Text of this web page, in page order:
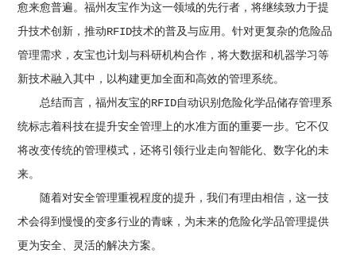
愈来愈普遍。福州友宝作为这一领域的先行者，将继续致力于提
升技术创新，推动RFID技术的普及与应用。针对更复杂的危险品
管理需求，友宝也计划与科研机构合作，将大数据和机器学习等
新技术融入其中，以构建更加全面和高效的管理系统。
总结而言，福州友宝的RFID自动识别危险化学品储存管理系
统标志着科技在提升安全管理上的水准方面的重要一步。它不仅
将改变传统的管理模式，还将引领行业走向智能化、数字化的未
来。
随着对安全管理重视程度的提升，我们有理由相信，这一技
术会得到慢慢的变多行业的青睐，为未来的危险化学品管理提供
更为安全、灵活的解决方案。